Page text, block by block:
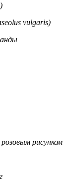
vulgaris)
рисунком